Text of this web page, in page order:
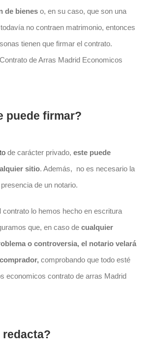
de bieneso, en su caso, que son una
no contraen matrimonio, entonces
tienen que firmar el contrato.
de Arras Madrid Economicos
puede firmar?
de carácter privado, este puede
sitio. Además, no es necesario la
de un notario.
contratolo hemos hecho en escritura
que, en caso de cualquier
o controversia, el notario velará
comprobando que todo esté
economicos contrato de arras Madrid
redacta?